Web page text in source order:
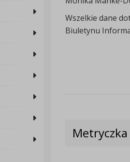
Wszelkie dane
Biuletynu
Metryczka